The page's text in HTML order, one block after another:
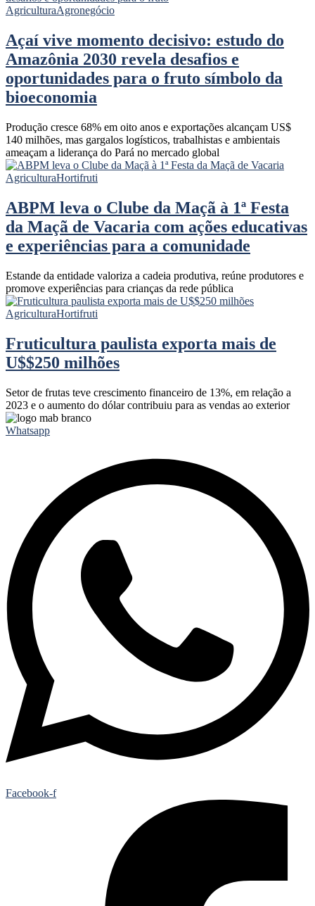
AgriculturaAgronegócio
Açaí vive momento decisivo: estudo do
Amazônia 2030 revela desafios e
oportunidades para o fruto símbolo da
bioeconomia
Produção cresce 68% em oito anos e exportações alcançam US$
140 milhões, mas gargalos logísticos, trabalhistas e ambientais
ameaçam a liderança do Pará no mercado global
AgriculturaHortifruti
ABPM leva o Clube da Maçã à 1ª Festa
da Maçã de Vacaria com ações educativas
e experiências para a comunidade
Estande da entidade valoriza a cadeia produtiva, reúne produtores e
promove experiências para crianças da rede pública
AgriculturaHortifruti
Fruticultura paulista exporta mais de
U$$250 milhões
Setor de frutas teve crescimento financeiro de 13%, em relação a
2023 e o aumento do dólar contribuiu para as vendas ao exterior
Whatsapp
Facebook-f